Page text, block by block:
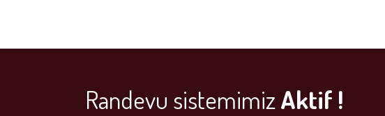
Randevu sistemimizAktif !